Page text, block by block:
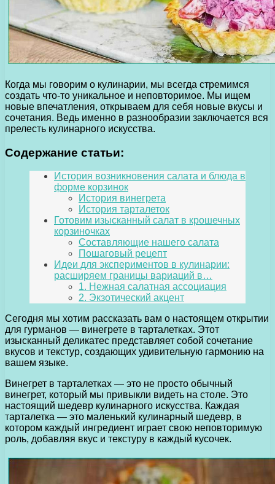
Когда мы говорим о кулинарии, мы всегда стремимся
создать что-то уникальное и неповторимое. Мы ищем
новые впечатления, открываем для себя новые вкусы и
сочетания. Ведь именно в разнообразии заключается вся
прелесть кулинарного искусства.
Содержание статьи:
История возникновения салата и блюда в
форме корзинок
История винегрета
История тарталеток
Готовим изысканный салат в крошечных
корзиночках
Составляющие нашего салата
Пошаговый рецепт
Идеи для экспериментов в кулинарии:
расширяем границы вариаций в…
1. Нежная салатная ассоциация
2. Экзотический акцент
Сегодня мы хотим рассказать вам о настоящем открытии
для гурманов — винегрете в тарталетках. Этот
изысканный деликатес представляет собой сочетание
вкусов и текстур, создающих удивительную гармонию на
вашем языке.
Винегрет в тарталетках — это не просто обычный
винегрет, который мы привыкли видеть на столе. Это
настоящий шедевр кулинарного искусства. Каждая
тарталетка — это маленький кулинарный шедевр, в
котором каждый ингредиент играет свою неповторимую
роль, добавляя вкус и текстуру в каждый кусочек.